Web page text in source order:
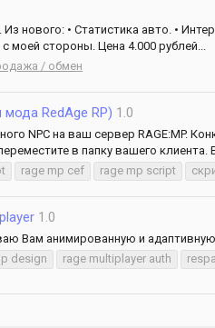
• Статистика авто. •
моей стороны. Цена 4.000 рублей...
/ обмен
RedAge RP) 1.0
NPC на ваш сервер RAGE:MP.
в папку вашего клиента. В
rage mp cef rage mp script
1.0
Вам анимированную и
design rage multiplayer auth